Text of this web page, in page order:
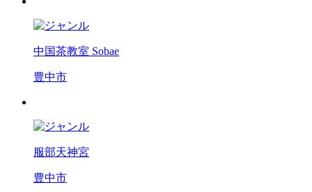
中国茶教室 Sobae
豊中市
服部天神宮
豊中市